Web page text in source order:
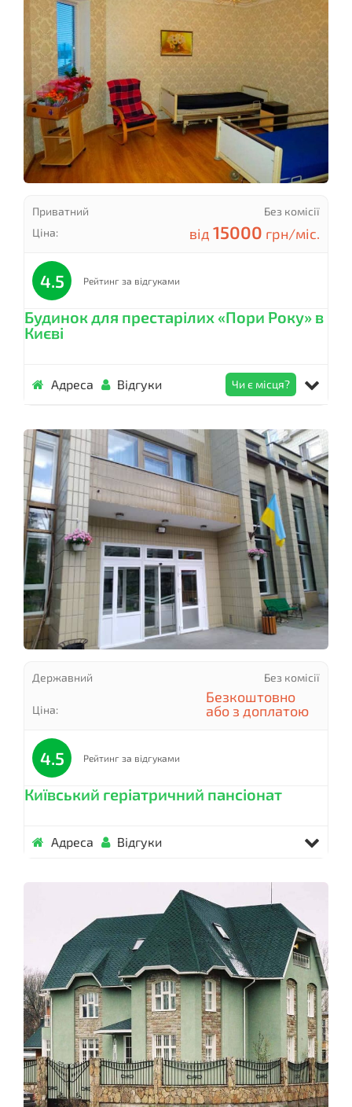
Приватний
Без комісії
Ціна:
від 15000 грн/міс.
4.5 Рейтинг за відгуками
Будинок для престарілих «Пори Року» в
Києві
Адреса Відгуки Чи є місця?
Державний Без комісії
Ціна:
Безкоштовно
або з доплатою
4.5 Рейтинг за відгуками
Київський геріатричний пансіонат
Адреса Відгуки